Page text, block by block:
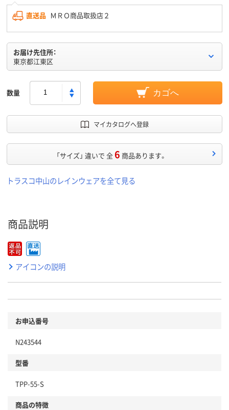
直送品 ＭＲＯ商品取扱店２
お届け先住所：
東京都江東区
数量 カゴへ
マイカタログへ登録
「サイズ」 違いで 全6 商品あります。
トラスコ中山のレインウェアを全て見る
商品説明
アイコンの説明
お申込番号
N243544
型番
TPP-55-S
商品の特徴